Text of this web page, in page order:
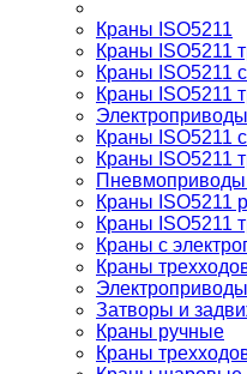
Краны ISO5211
Краны ISO5211
Краны ISO5211
Краны ISO5211
Краны ISO5211
Краны ISO5211
Пневмоприводы
Краны ISO5211
Краны ISO5211
Краны с
Краны
Затворы и
Краны ручные
Краны